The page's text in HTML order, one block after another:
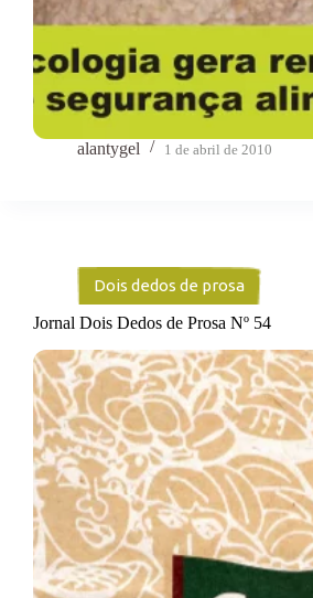
alantygel 1 de abril de 2010
Dois dedos de prosa
Jornal Dois Dedos de Prosa Nº 54